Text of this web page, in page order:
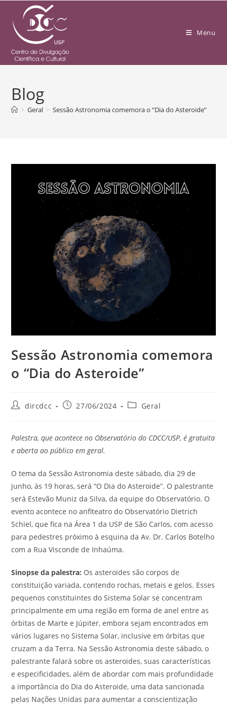
Menu
Blog
> Geral > Sessão Astronomia comemora o “Dia do Asteroide”
Sessão Astronomia comemora
o “Dia do Asteroide”
dircdcc 27/06/2024 Geral
Palestra, que acontece no Observatório do CDCC/USP, é gratuita
e aberta ao público em geral.
O tema da Sessão Astronomia deste sábado, dia 29 de
junho, às 19 horas, será “O Dia do Asteroide”. O palestrante
será Estevão Muniz da Silva, da equipe do Observatório. O
evento acontece no anfiteatro do Observatório Dietrich
Schiel, que fica na Área 1 da USP de São Carlos, com acesso
para pedestres próximo à esquina da Av. Dr. Carlos Botelho
com a Rua Visconde de Inhaúma.
Sinopse da palestra: Os asteroides são corpos de
constituição variada, contendo rochas, metais e gelos. Esses
pequenos constituintes do Sistema Solar se concentram
principalmente em uma região em forma de anel entre as
órbitas de Marte e Júpiter, embora sejam encontrados em
vários lugares no Sistema Solar, inclusive em órbitas que
cruzam a da Terra. Na Sessão Astronomia deste sábado, o
palestrante falará sobre os asteroides, suas características
e especificidades, além de abordar com mais profundidade
a importância do Dia do Asteroide, uma data sancionada
pelas Nações Unidas para aumentar a conscientização